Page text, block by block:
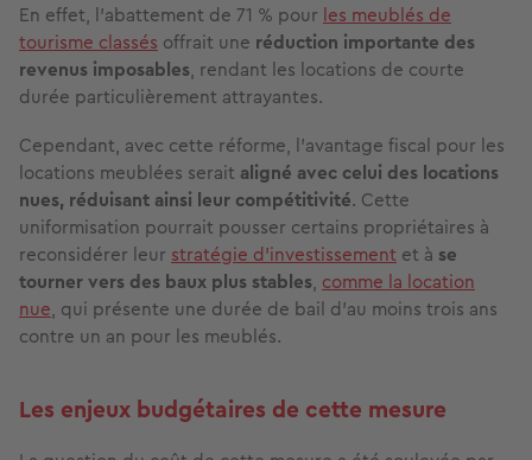
En effet, l’abattement de 71 % pour les meublés de
tourisme classés offrait une réduction importante des
revenus imposables, rendant les locations de courte
durée particulièrement attrayantes.
Cependant, avec cette réforme, l’avantage fiscal pour les
locations meublées serait aligné avec celui des locations
nues, réduisant ainsi leur compétitivité. Cette
uniformisation pourrait pousser certains propriétaires à
reconsidérer leur stratégie d’investissement et à se
tourner vers des baux plus stables, comme la location
nue, qui présente une durée de bail d’au moins trois ans
contre un an pour les meublés.
Les enjeux budgétaires de cette mesure